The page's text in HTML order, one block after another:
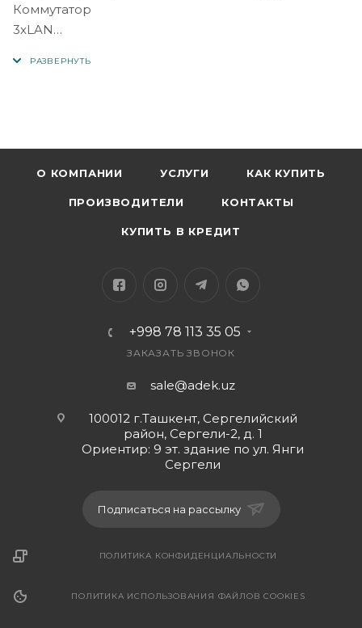
Коммутатор
3xLAN
300 Mbps
802.11n, 2.4 GHz
О КОМПАНИИ УСЛУГИ КАК КУПИТЬ
ПРОИЗВОДИТЕЛИ КОНТАКТЫ
КУПИТЬ В КРЕДИТ
+998 78 113 35 05
ЗАКАЗАТЬ ЗВОНОК
sale@adek.uz
100012 г.Ташкент, Сергелийский
район, Сергели-2, д. 1
Ориентир: 9 эт. здание по ул. Янги
Сергели
Подписаться на рассылку
ПОЛИТИКА КОНФИДЕНЦИАЛЬНОСТИ
ПОЛИТИКА ИСПОЛЬЗОВАНИЯ ФАЙЛОВ COOKIES